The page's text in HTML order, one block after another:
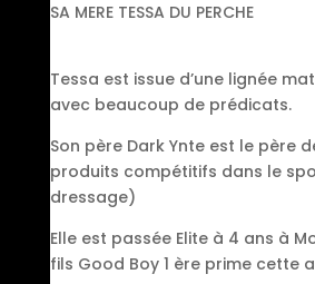
SA MERE TESSA DU PERCHE
Tessa est issue d’une lignée
avec beaucoup de prédicats.
Son père Dark Ynte est le père
produits compétitifs dans le
dressage)
Elle est passée Elite à 4 ans à
fils Good Boy 1 ère prime cette